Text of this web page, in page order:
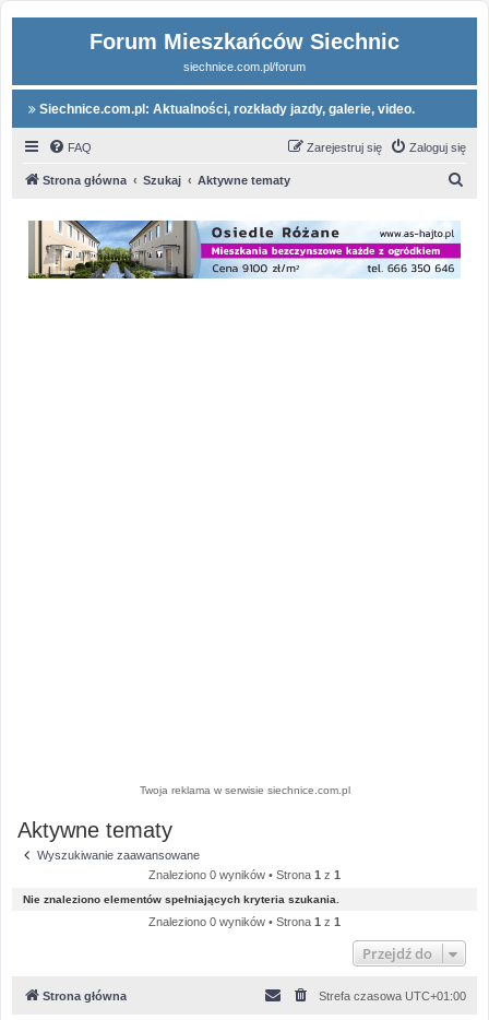
Forum Mieszkańców Siechnic
siechnice.com.pl/forum
Siechnice.com.pl: Aktualności, rozkłady jazdy, galerie, video.
FAQ Zaloguj się
Zarejestruj się
Strona główna Szukaj Aktywne tematy
Twoja reklama w serwisie siechnice.com.pl
Aktywne tematy
Wyszukiwanie zaawansowane
Znaleziono 0 wyników • Strona 1 z 1
Nie znaleziono elementów spełniających kryteria szukania.
Znaleziono 0 wyników • Strona 1 z 1
Przejdź do
Strona główna Strefa czasowa UTC+01:00